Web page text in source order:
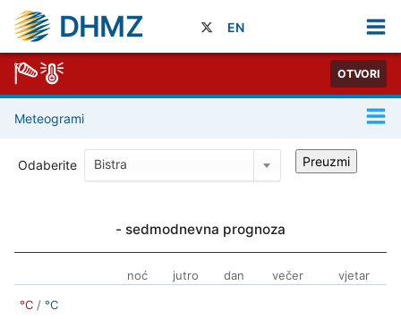
DHMZ EN
OTVORI
Meteogrami
Odaberite Bistra Preuzmi
- sedmodnevna prognoza
noć jutro dan večer vjetar
°C / °C